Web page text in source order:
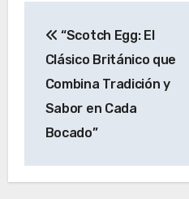
de
entradas
“Scotch Egg: El
Clásico Británico que
Combina Tradición y
Sabor en Cada
Bocado”